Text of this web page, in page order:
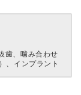
歯、噛み合わせ
、インプラント